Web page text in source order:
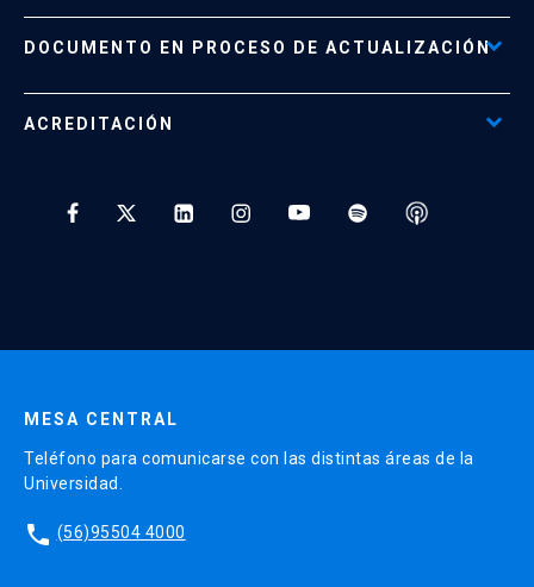
Políticas de Retiro, Devolución e Información Importante
Documento No Disponible file_download
DOCUMENTO EN PROCESO DE ACTUALIZACIÓN
ACREDITACIÓN
MESA CENTRAL
Teléfono para comunicarse con las distintas áreas de la
Universidad.
phone (56)95504 4000